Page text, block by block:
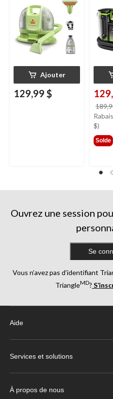
tapis et tissus
d'ameublement
Ajouter
129,99 $
$)
Solde
Ouvrez une session
Se
Vous n’avez pas d’identifiant
TriangleMD?
Aide
Services et solutions
À propos de nous